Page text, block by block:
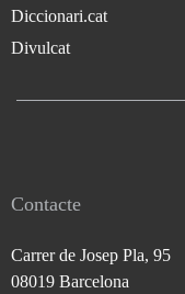
Diccionari.cat
Divulcat
Contacte
Carrer de Josep Pla, 95
08019 Barcelona